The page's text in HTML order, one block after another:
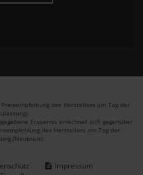
des Herstellers am Tag der
Ersparnis errechnet sich gegenüber
des Herstellers am Tag der
(Neupreis).
Impressum